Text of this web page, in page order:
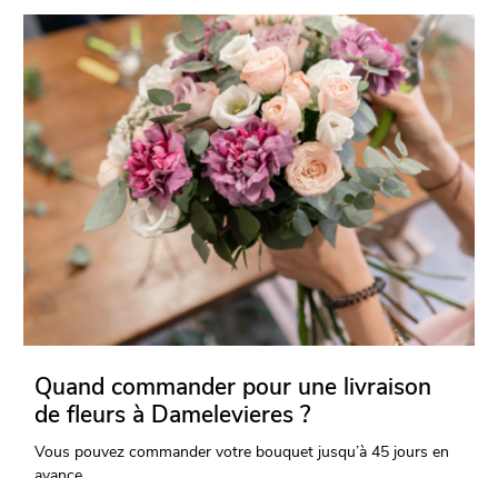
Quand commander pour une livraison
de fleurs à Damelevieres ?
Vous pouvez commander votre bouquet jusqu’à 45 jours en